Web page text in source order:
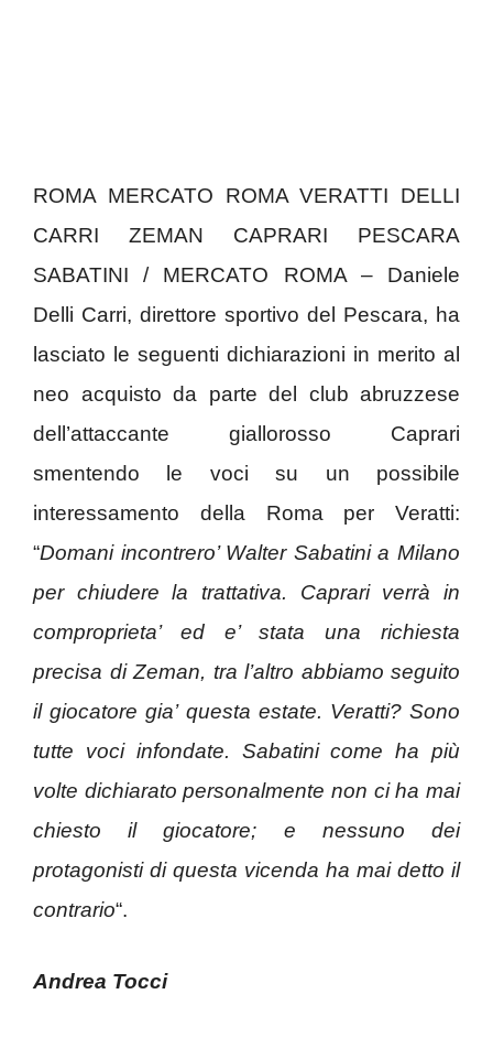
ROMA MERCATO ROMA VERATTI DELLI
CARRI ZEMAN CAPRARI PESCARA
SABATINI / MERCATO ROMA – Daniele
Delli Carri, direttore sportivo del Pescara, ha
lasciato le seguenti dichiarazioni in merito al
neo acquisto da parte del club abruzzese
dell’attaccante giallorosso Caprari
smentendo le voci su un possibile
interessamento della Roma per Veratti:
“Domani incontrero’ Walter Sabatini a Milano
per chiudere la trattativa. Caprari verrà in
comproprieta’ ed e’ stata una richiesta
precisa di Zeman, tra l’altro abbiamo seguito
il giocatore gia’ questa estate. Veratti? Sono
tutte voci infondate. Sabatini come ha più
volte dichiarato personalmente non ci ha mai
chiesto il giocatore; e nessuno dei
protagonisti di questa vicenda ha mai detto il
contrario“.
Andrea Tocci